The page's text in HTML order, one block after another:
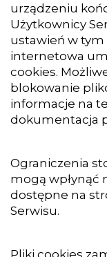
urządzeniu
Użytkownicy
ustawień w tym
internetowa
cookies.
blokowanie
informacje na
dokumentacja
Ograniczenia
mogą wpłynąć
dostępne na
Serwisu.
Pliki cookies